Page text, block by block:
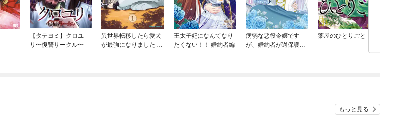
【タテヨミ】クロユ
リ〜復讐サークル〜
異世界転移したら愛犬
が最強になりました ～
王太子妃になんてなり
たくない！！ 婚約者編
病弱な悪役令嬢です
が、婚約者が過保護す
薬屋のひとりごと
もっと見る